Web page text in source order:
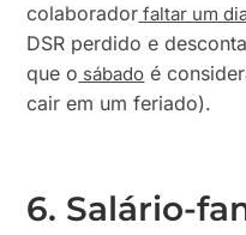
colaborador faltar um
DSR perdido e
que o sábado é
cair em um feriado).
6. Salário-